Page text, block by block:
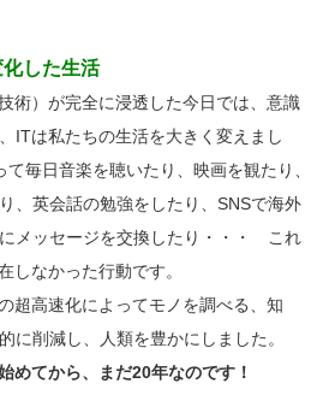
した生活
術）が完全に浸透した今日では、意識
ITは私たちの生活を大きく変えまし
毎日音楽を聴いたり、映画を観たり、
、英会話の勉強をしたり、SNSで海外
メッセージを交換したり・・・ これ
しなかった行動です。
超高速化によってモノを調べる、知
に削減し、人類を豊かにしました。
めてから、まだ20年なのです！